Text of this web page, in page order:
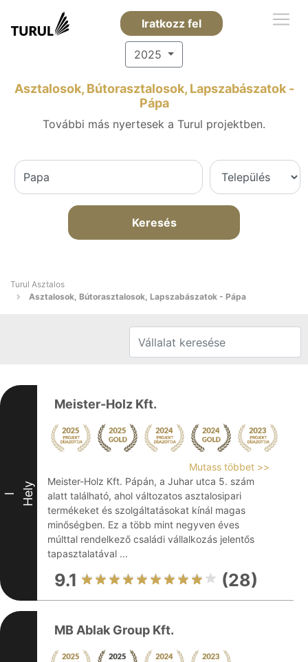
Iratkozz fel
2025
Asztalosok, Bútorasztalosok, Lapszabászatok -
Pápa
További más nyertesek a Turul projektben.
Keresés
Turul Asztalos
Asztalosok, Bútorasztalosok, Lapszabászatok - Pápa
I Hely
Meister-Holz Kft.
Mutass többet >>
Meister-Holz Kft. Pápán, a Juhar utca 5. szám
alatt található, ahol változatos asztalosipari
termékeket és szolgáltatásokat kínál magas
minőségben. Ez a több mint negyven éves
múlttal rendelkező családi vállalkozás jelentős
tapasztalatával ...
9.1 (28)
MB Ablak Group Kft.